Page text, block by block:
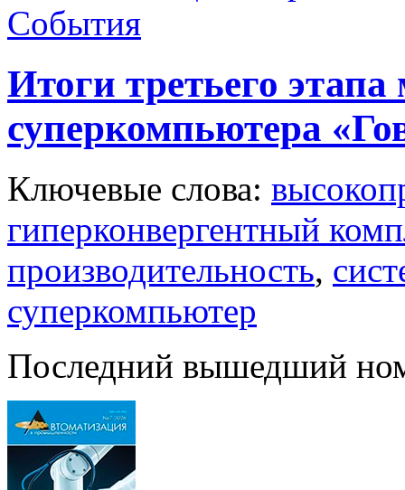
События
Итоги третьего
суперкомпьютера
Ключевые слова:
гиперконвергентный
производительность,
суперкомпьютер
Последний вышедший